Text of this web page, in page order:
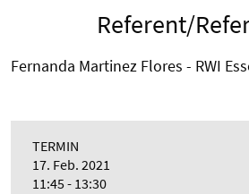
Referent/
Fernanda Martinez Flores - RWI
TERMIN
17. Feb. 2021
11:45 - 13:30